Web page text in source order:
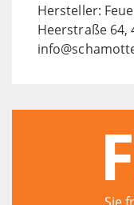
Hersteller:
Heerstraße 64,